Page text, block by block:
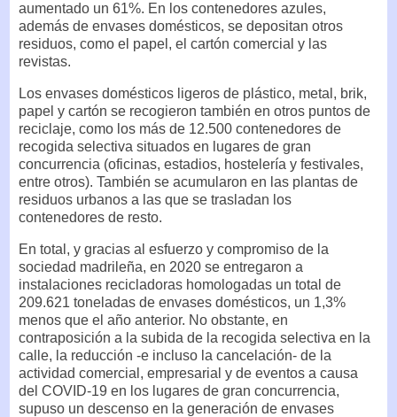
aumentado un 61%. En los contenedores azules,
además de envases domésticos, se depositan otros
residuos, como el papel, el cartón comercial y las
revistas.
Los envases domésticos ligeros de plástico, metal, brik,
papel y cartón se recogieron también en otros puntos de
reciclaje, como los más de 12.500 contenedores de
recogida selectiva situados en lugares de gran
concurrencia (oficinas, estadios, hostelería y festivales,
entre otros). También se acumularon en las plantas de
residuos urbanos a las que se trasladan los
contenedores de resto.
En total, y gracias al esfuerzo y compromiso de la
sociedad madrileña, en 2020 se entregaron a
instalaciones recicladoras homologadas un total de
209.621 toneladas de envases domésticos, un 1,3%
menos que el año anterior. No obstante, en
contraposición a la subida de la recogida selectiva en la
calle, la reducción -e incluso la cancelación- de la
actividad comercial, empresarial y de eventos a causa
del COVID-19 en los lugares de gran concurrencia,
supuso un descenso en la generación de envases